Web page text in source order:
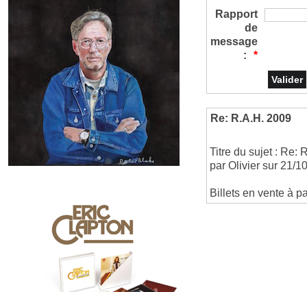
Rapport
de
message
:
*
Re: R.A.H. 2009
Titre du sujet : Re:
par Olivier sur 21/
Billets en vente à